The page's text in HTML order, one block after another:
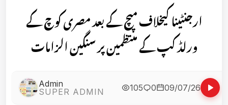
ارجنٹینا کیخلاف میچ کے بعد مصری کوچ کے
ورلڈ کپ کے منتظمین پر سنگین الزامات
Admin
SUPER ADMIN
105 0 09/07/26